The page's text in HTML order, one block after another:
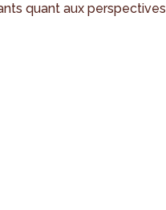
quant aux perspectives